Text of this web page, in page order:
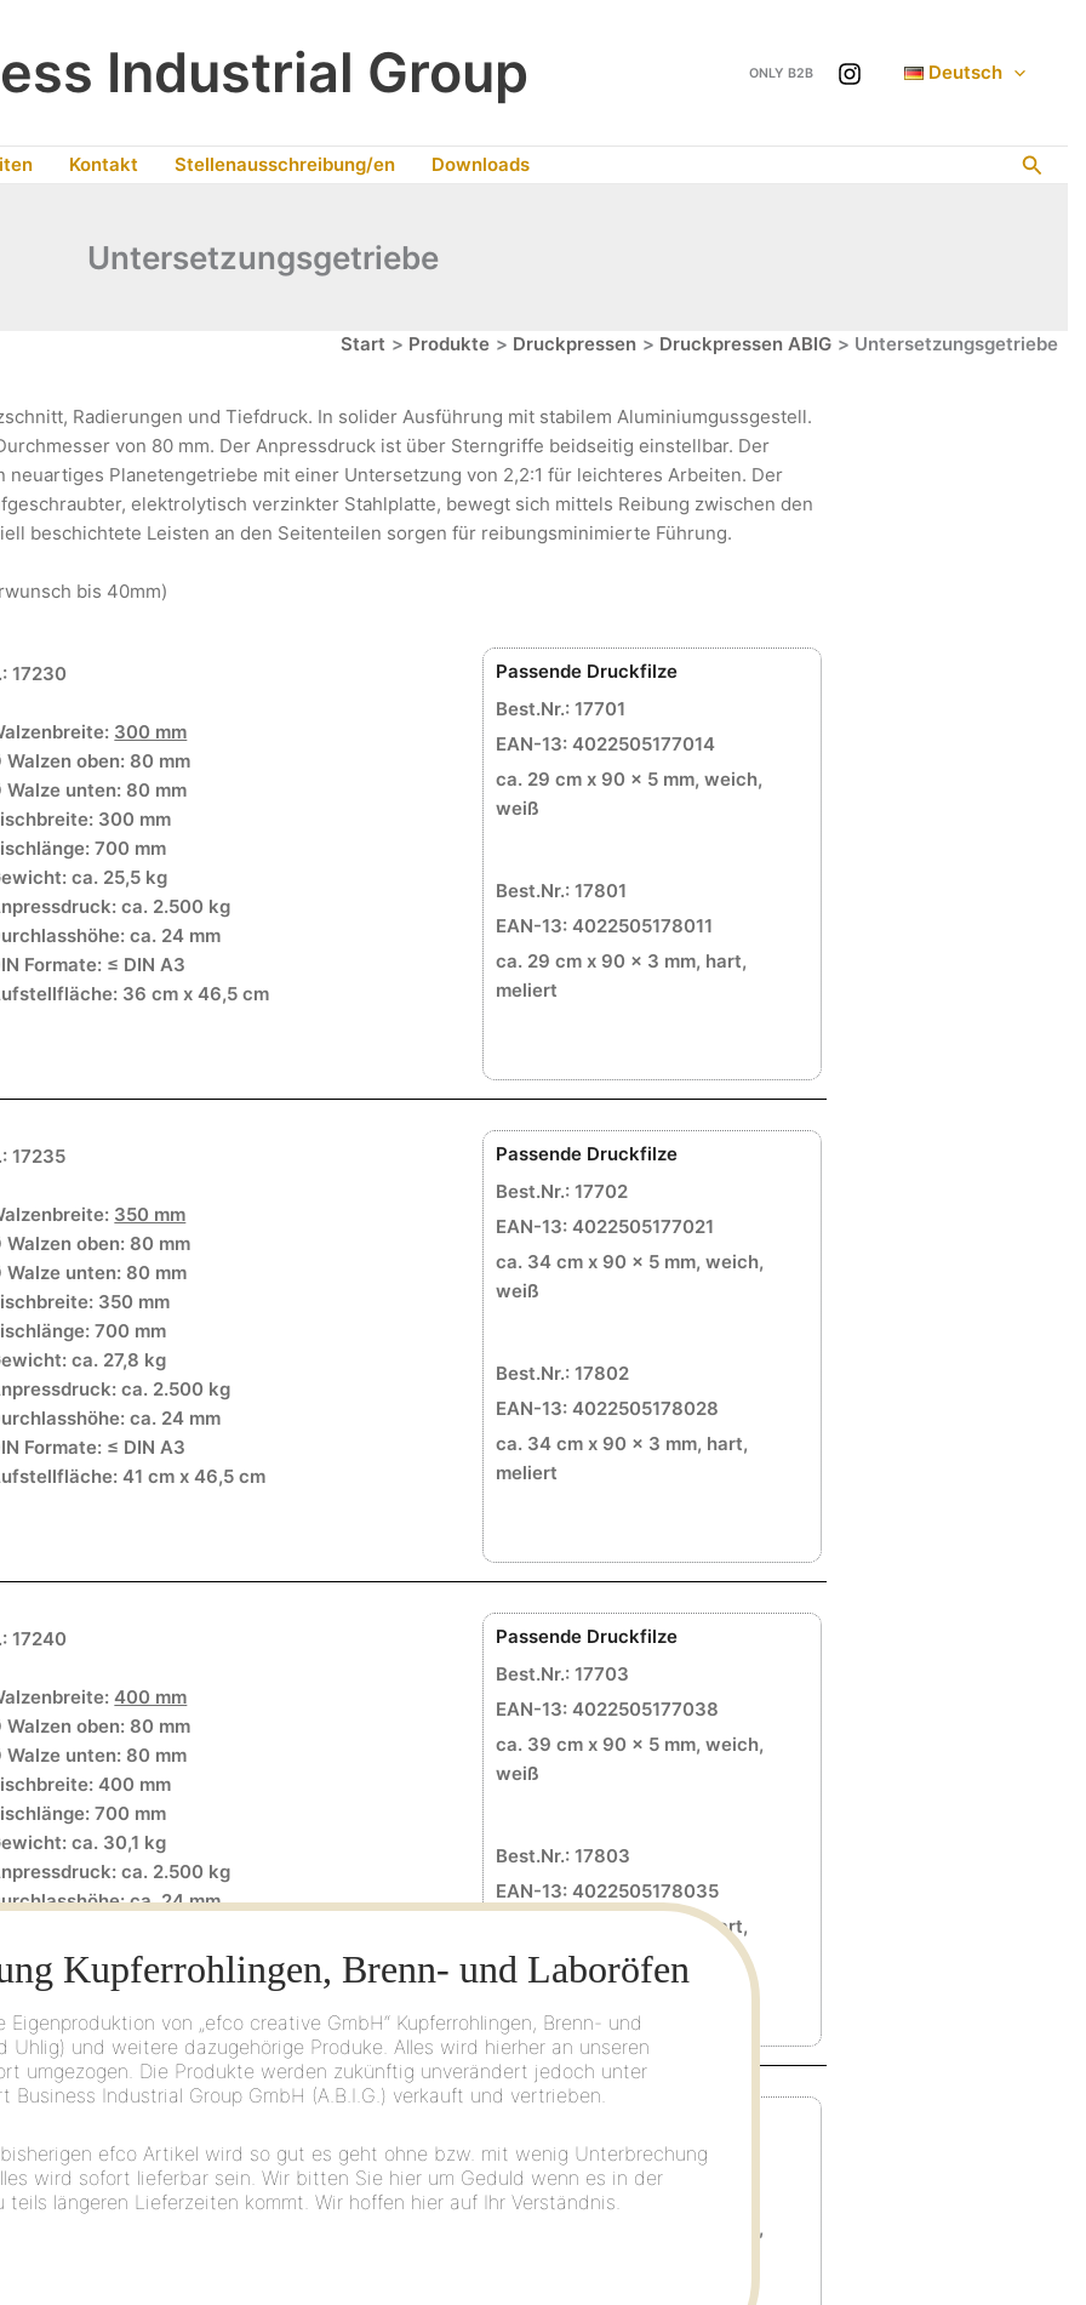
Industrial Group ONLY B2B Deutsch
Kontakt Stellenausschreibung/en Downloads
Untersetzungsgetriebe
Start Produkte Druckpressen Druckpressen ABIG
Untersetzungsgetriebe
Radierungen und Tiefdruck. In solider Ausführung mit stabilem Aluminiumgussgestell.
von 80 mm. Der Anpressdruck ist über Sterngriffe beidseitig einstellbar. Der
Planetengetriebe mit einer Untersetzung von 2,2:1 für leichteres Arbeiten. Der
elektrolytisch verzinkter Stahlplatte, bewegt sich mittels Reibung zwischen den
beschichtete Leisten an den Seitenteilen sorgen für reibungsminimierte Führung.
bis 40mm)
17230
300 mm
Walzen oben: 80 mm
Walze unten: 80 mm
300 mm
700 mm
ca. 25,5 kg
ca. 2.500 kg
ca. 24 mm
Formate: ≤ DIN A3
36 cm x 46,5 cm
Passende Druckfilze
Best.Nr.: 17701
EAN-13: 4022505177014
ca. 29 cm x 90 x 5 mm, weich,
weiß
Best.Nr.: 17801
EAN-13: 4022505178011
ca. 29 cm x 90 x 3 mm, hart,
meliert
17235
350 mm
Walzen oben: 80 mm
Walze unten: 80 mm
350 mm
700 mm
ca. 27,8 kg
ca. 2.500 kg
ca. 24 mm
Formate: ≤ DIN A3
41 cm x 46,5 cm
Passende Druckfilze
Best.Nr.: 17702
EAN-13: 4022505177021
ca. 34 cm x 90 x 5 mm, weich,
weiß
Best.Nr.: 17802
EAN-13: 4022505178028
ca. 34 cm x 90 x 3 mm, hart,
meliert
17240
400 mm
Walzen oben: 80 mm
Walze unten: 80 mm
400 mm
700 mm
ca. 30,1 kg
ca. 2.500 kg
ca. 24 mm
46 cm x 46,5 cm
Passende Druckfilze
Best.Nr.: 17703
EAN-13: 4022505177038
ca. 39 cm x 90 x 5 mm, weich,
weiß
Best.Nr.: 17803
EAN-13: 4022505178035
ca. 39 cm x 90 x 3 mm, hart,
meliert
500 mm
Walzen oben: 80 mm
Best.Nr.: 17704
EAN-13: 4022505177045
ca. 49 cm x 90 x 5 mm, weich,
Kupferrohlingen, Brenn- und Laboröfen
Eigenproduktion von „efco creative GmbH“ Kupferrohlingen, Brenn- und
Uhlig) und weitere dazugehörige Produke. Alles wird hierher an unseren
umgezogen. Die Produkte werden zukünftig unverändert jedoch unter
Business Industrial Group GmbH (A.B.I.G.) verkauft und vertrieben.
efco Artikel wird so gut es geht ohne bzw. mit wenig Unterbrechung
wird sofort lieferbar sein. Wir bitten Sie hier um Geduld wenn es in der
teils längeren Lieferzeiten kommt. Wir hoffen hier auf Ihr Verständnis.